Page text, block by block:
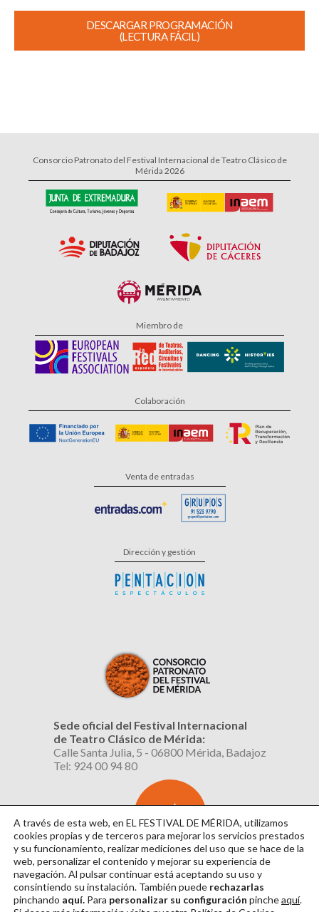
DESCARGAR PROGRAMACIÓN
(LECTURA FÁCIL)
Consorcio Patronato del Festival Internacional de Teatro Clásico de
Mérida 2026
Miembro de
Colaboración
Venta de entradas
Dirección y gestión
Sede oficial del Festival Internacional
de Teatro Clásico de Mérida:
Calle Santa Julia, 5 - 06800 Mérida, Badajoz
Tel: 924 00 94 80
AL BOLETÍN
A través de esta web, en EL FESTIVAL DE MÉRIDA, utilizamos
cookies propias y de terceros para mejorar los servicios prestados
y su funcionamiento, realizar mediciones del uso que se hace de la
web, personalizar el contenido y mejorar su experiencia de
navegación. Al pulsar continuarestá aceptando su uso y
consintiendo su instalación. También puede rechazarlas
pinchando aquí. Para personalizar su configuración pincheaquí.